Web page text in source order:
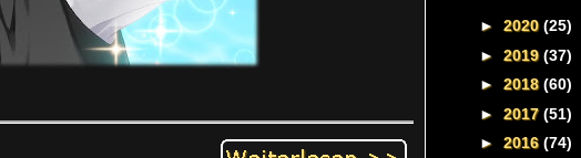
► 2020(25)
► 2019(37)
► 2018(60)
► 2017(51)
► 2016(74)